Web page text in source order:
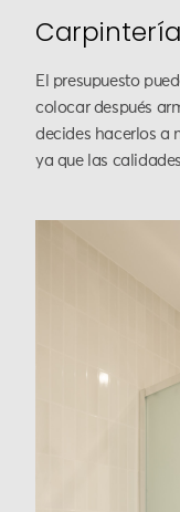
El presupuesto
colocar después
decides hacerlos a
ya que las